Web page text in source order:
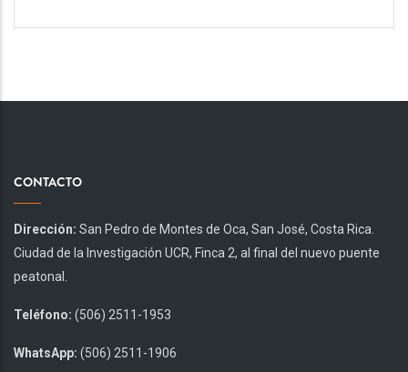
CONTACTO
Dirección: San Pedro de Montes de Oca, San José, Costa Rica.
Ciudad de la Investigación UCR, Finca 2, al final del nuevo puente
peatonal.
Teléfono: (506) 2511-1953
WhatsApp: (506) 2511-1906